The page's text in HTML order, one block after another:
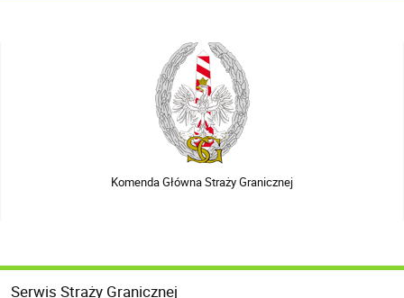
Komenda Główna Straży Granicznej
Serwis Straży Granicznej